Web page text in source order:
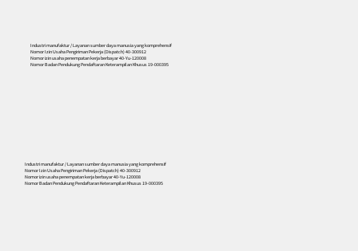
Industri manufaktur / Layanan sumber daya manusia yang komprehensif
Nomor Izin Usaha Pengiriman Pekerja (Dispatch) 40-300912
Nomor izin usaha penempatan kerja berbayar 40-Yu-120008
Nomor Badan Pendukung Pendaftaran Keterampilan Khusus 19-000395
Industri manufaktur / Layanan sumber daya manusia yang komprehensif
Nomor Izin Usaha Pengiriman Pekerja (Dispatch) 40-300912
Nomor izin usaha penempatan kerja berbayar 40-Yu-120008
Nomor Badan Pendukung Pendaftaran Keterampilan Khusus 19-000395